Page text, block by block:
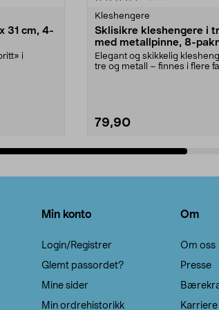
31 cm, 4-
i
Kleshengere
Sklisikre kleshengere i
med metallpinne, 8-
Elegant og skikkelig
tre og metall – finnes i flere
79,90
Min konto
Login/Registrer
Glemt passordet?
Mine sider
Min ordrehistorikk
Om
Om oss
Presse
Karriere